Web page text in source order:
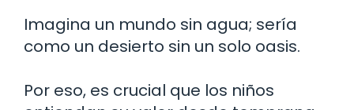
Imagina un mundo sin agua; sería
como un desierto sin un solo oasis.
Por eso, es crucial que los niños